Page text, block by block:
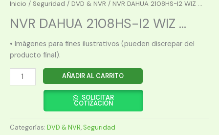
Inicio / Seguridad / DVD & NVR / NVR DAHUA 2108HS-I2 WIZ ...
NVR DAHUA 2108HS-I2 WIZ ...
• Imágenes para fines ilustrativos (pueden discrepar del
producto final).
NVR
DAHUA
WIZ
8CH
AÑADIR AL CARRITO
SOLICITAR
COTIZACIÓN
Categorías: DVD & NVR, Seguridad